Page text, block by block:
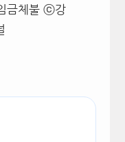
금체불 ⓒ강